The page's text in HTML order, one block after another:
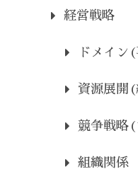
経営戦略
ドメイン
資源展開(
競争戦略(
組織関係